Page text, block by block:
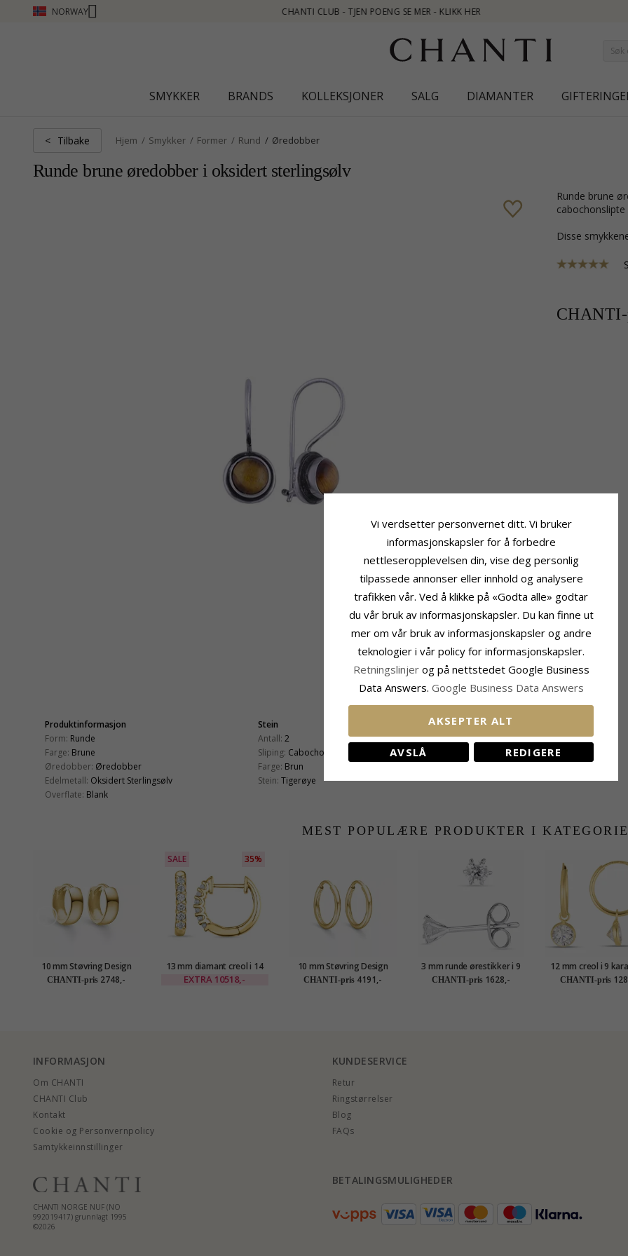
NORWAY
CHANTI CLUB - TJEN POENG SE MER - KLIKK HER
SMYKKER BRANDS KOLLEKSJONER SALG DIAMANTER
< Tilbake Hjem Smykker Former Rund Øredobber
Runde brune øredobber i oksidert sterlingsølv
runde brune øredobber i oksidert sterlingsølv med blank overflate og 2
Disse
Produktinformasjon
Form: Runde
Farge: Brune
Øredobber: Øredobber
Edelmetall: Oksidert Sterlingsølv
Overflate: Blank
Stein
Antall: 2
Sliping: Cabochonslipt
Farge: Brun
Stein: Tigerøye
Størrelse
Høyde Inkl. Krok:22,0 mm
9,0 mm
MEST POPULÆRE PRODUKTER I
10 mm Støvring Design
creol i 8 karat
CHANTI-pris 2748,-
SALE 35%
13 mm diamant creol i 14
karat gull med diamant
EXTRA 10518,-
10 mm Støvring Design
creol i 14 karat gull
CHANTI-pris 4191,-
3 mm runde ørestikker i 9
karat hvitt gull med zirkon
CHANTI-pris 1628,-
12 mm creol i 9
med zirkon -
Collection
CHANTI-pris
INFORMASJON
Om CHANTI
CHANTI Club
Kontakt
Cookie og Personvernpolicy
Samtykkeinnstillinger
KUNDESERVICE
Retur
Ringstørrelser
Blog
FAQs
CHANTI NORGE NUF (NO
992019417) grunnlagt 1995
©2026
BETALINGSMULIGHEDER
Vi verdsetter personvernet ditt. Vi bruker
informasjonskapsler for å forbedre
nettleseropplevelsen din, vise deg personlig
tilpassede annonser eller innhold og analysere
trafikken vår. Ved å klikke på «Godta alle» godtar
du vår bruk av informasjonskapsler. Du kan finne ut
mer om vår bruk av informasjonskapsler og andre
teknologier i vår policy for informasjonskapsler.
Retningslinjer og på nettstedet Google Business
Data Answers. Google Business Data Answers
AKSEPTER ALT
AVSLÅ REDIGERE